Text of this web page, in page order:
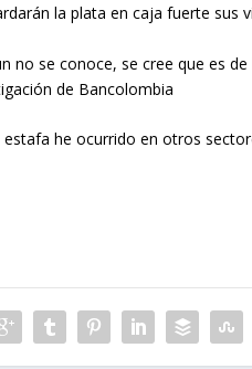
la plata en caja fuerte sus
no se conoce, se cree que es
de Bancolombia
he ocurrido en otros